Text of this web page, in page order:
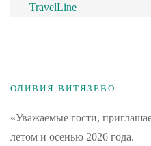
TravelLine
ОЛИВИЯ ВИТЯЗЕВО
«Уважаемые гости,
летом и осенью 2026 года.